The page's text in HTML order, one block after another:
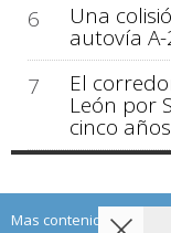
6
Una
autovía
7
El
León por
cinco
Mas contenido de